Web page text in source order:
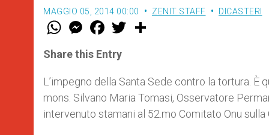
MAGGIO 05, 2014 00:00 ZENIT STAFF DICASTERI
W
t
s
p
p
M
e
s
e
g
e
r
F
a
e
b
o
k
w
r
Share this Entry
L’impegno della Santa Sede contro la tortura. È
mons. Silvano Maria Tomasi, Osservatore
intervenuto stamani al 52.mo Comitato Onu